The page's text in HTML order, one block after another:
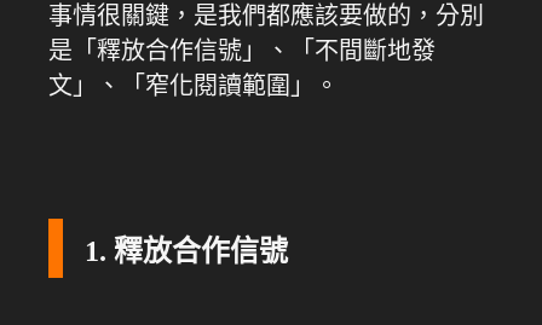
事情很關鍵，是我們都應該要做的，分別
是「釋放合作信號」、「不間斷地發
文」、「窄化閱讀範圍」。
1. 釋放合作信號